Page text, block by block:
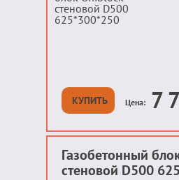
КУПИТЬ Цена: 7
Газобетонный
стеновой D500